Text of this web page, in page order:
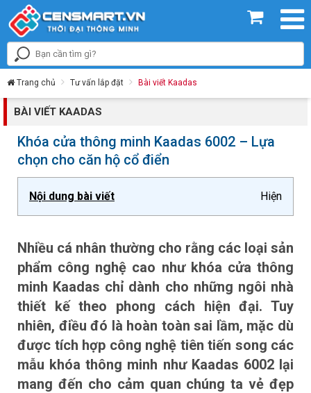
Trang chủ Tư vấn lắp đặt Bài viết Kaadas
BÀI VIẾT KAADAS
Khóa cửa thông minh Kaadas 6002 – Lựa
chọn cho căn hộ cổ điển
Nội dung bài viết Hiện
Nhiều cá nhân thường cho rằng các loại sản
phẩm công nghệ cao như khóa cửa thông
minh Kaadas chỉ dành cho những ngôi nhà
thiết kế theo phong cách hiện đại. Tuy
nhiên, điều đó là hoàn toàn sai lầm, mặc dù
được tích hợp công nghệ tiên tiến song các
mẫu khóa thông minh như Kaadas 6002 lại
mang đến cho cảm quan chúng ta vẻ đẹp